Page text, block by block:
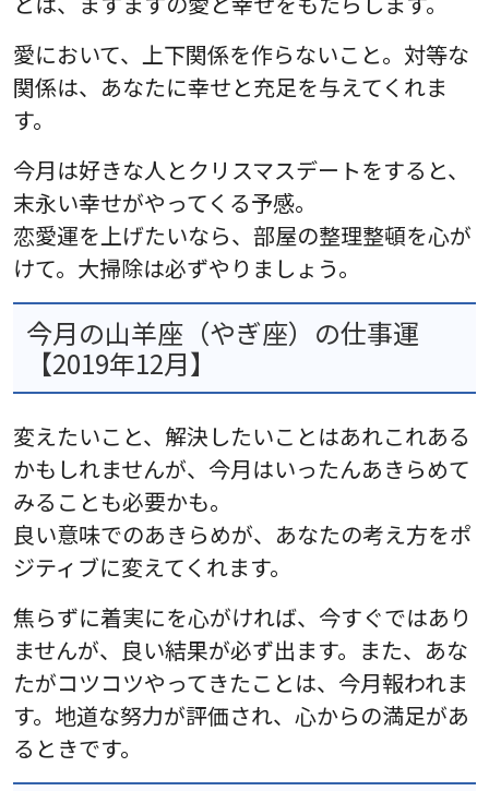
愛において、上下関係を作らないこと。対等な
関係は、あなたに幸せと充足を与えてくれま
す。
今月は好きな人とクリスマスデートをすると、
末永い幸せがやってくる予感。
恋愛運を上げたいなら、部屋の整理整頓を心が
けて。大掃除は必ずやりましょう。
今月の山羊座（やぎ座）の仕事運
【2019年12月】
変えたいこと、解決したいことはあれこれある
かもしれませんが、今月はいったんあきらめて
みることも必要かも。
良い意味でのあきらめが、あなたの考え方をポ
ジティブに変えてくれます。
焦らずに着実にを心がければ、今すぐではあり
ませんが、良い結果が必ず出ます。また、あな
たがコツコツやってきたことは、今月報われま
す。地道な努力が評価され、心からの満足があ
るときです。